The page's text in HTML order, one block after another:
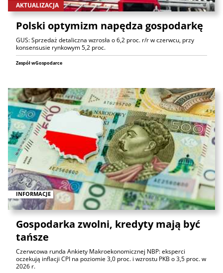
AKTUALIZACJA
Polski optymizm napędza gospodarkę
GUS: Sprzedaż detaliczna wzrosła o 6,2 proc. r/r w czerwcu, przy
konsensusie rynkowym 5,2 proc.
Zespół wGospodarce
INFORMACJE
Gospodarka zwolni, kredyty mają być
tańsze
Czerwcowa runda Ankiety Makroekonomicznej NBP: eksperci
oczekują inflacji CPI na poziomie 3,0 proc. i wzrostu PKB o 3,5 proc. w
2026 r.